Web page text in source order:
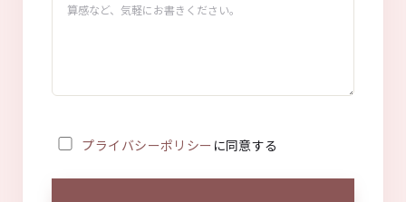
プライバシーポリシー に同意する